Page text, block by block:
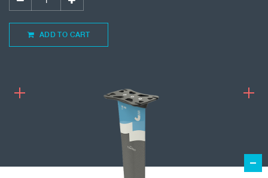
ADD TO CART
1 259,00